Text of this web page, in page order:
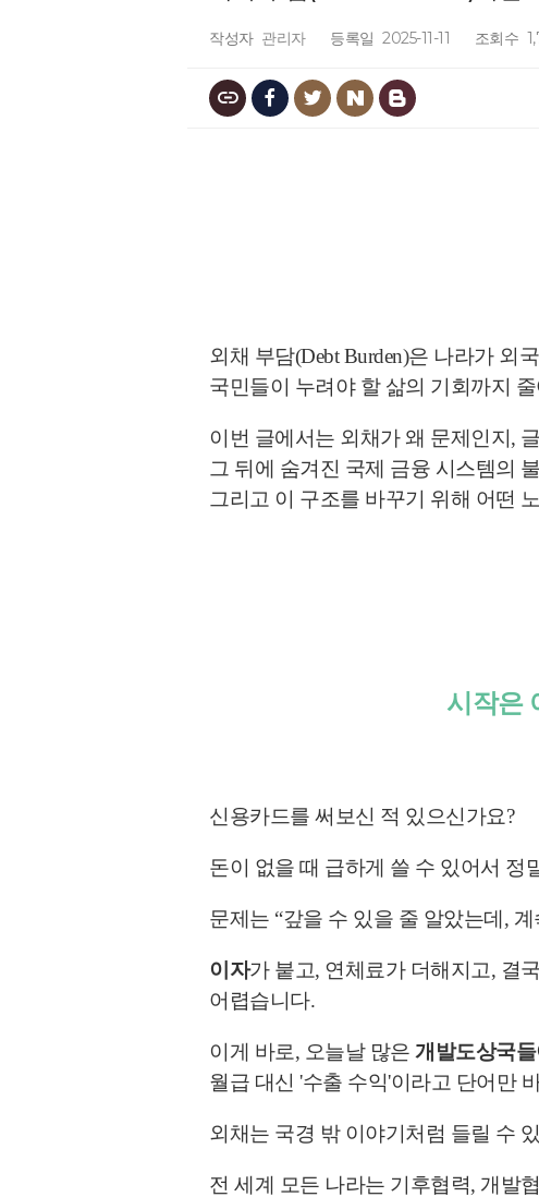
작성자 관리자 등록일 2025-11-11 조회수
외채 부담(Debt Burden)은 나라가 외
국민들이 누려야 할 삶의 기회까지
이번 글에서는 외채가 왜 문제인지,
그 뒤에 숨겨진 국제 금융 시스템의
그리고 이 구조를 바꾸기 위해 어떤
시작은
신용카드를 써보신 적 있으신가요?
돈이 없을 때 급하게 쓸 수 있어서 정
문제는 “갚을 수 있을 줄 알았는데,
이자가 붙고, 연체료가 더해지고, 결
어렵습니다.
이게 바로, 오늘날 많은 개발도상국
월급 대신 '수출 수익'이라고 단어만
외채는 국경 밖 이야기처럼 들릴 수
전 세계 모든 나라는 기후협력, 개발